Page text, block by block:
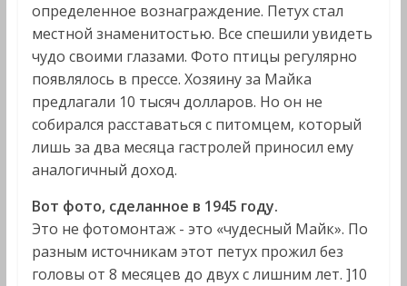
определенное вознаграждение. Петух стал
местной знаменитостью. Все спешили увидеть
чудо своими глазами. Фото птицы регулярно
появлялось в прессе. Хозяину за Майка
предлагали 10 тысяч долларов. Но он не
собирался расставаться с питомцем, который
лишь за два месяца гастролей приносил ему
аналогичный доход.
Вот фото, сделанное в 1945 году.
Это не фотомонтаж - это «чудесный Майк». По
разным источникам этот петух прожил без
головы от 8 месяцев до двух с лишним лет. ]10